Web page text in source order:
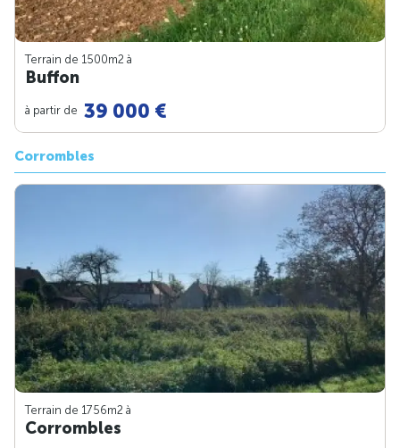
Terrain de 1500m2 à
Buffon
à partir de 39 000 €
Corrombles
Terrain de 1756m2 à
Corrombles